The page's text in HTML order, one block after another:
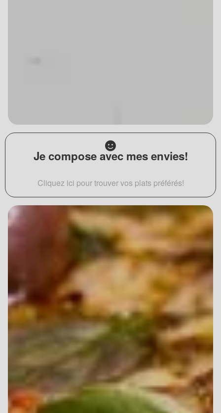
Je compose avec mes envies!
Cliquez ici pour trouver vos plats préférés!